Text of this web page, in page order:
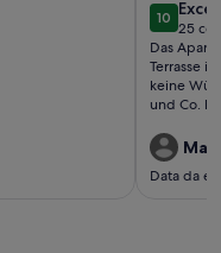
Platz
1010 de 10
25
(25
Das
Terrasse
keine Wünsche offen. Voll
und Co.
Data da